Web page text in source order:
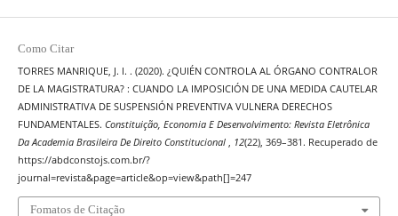
Como Citar
TORRES MANRIQUE, J. I. . (2020). ¿QUIÉN CONTROLA AL ÓRGANO CONTRALOR
DE LA MAGISTRATURA? : CUANDO LA IMPOSICIÓN DE UNA MEDIDA CAUTELAR
ADMINISTRATIVA DE SUSPENSIÓN PREVENTIVA VULNERA DERECHOS
FUNDAMENTALES. Constituição, Economia E Desenvolvimento: Revista Eletrônica
Da Academia Brasileira De Direito Constitucional , 12(22), 369–381. Recuperado de
https://abdconstojs.com.br/?
journal=revista&page=article&op=view&path[]=247
Fomatos de Citação